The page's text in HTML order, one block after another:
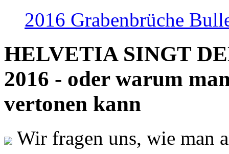
2016 Grabenbrüche
HELVETIA SINGT
2016 - oder warum
vertonen kann
Wir fragen uns, wie man